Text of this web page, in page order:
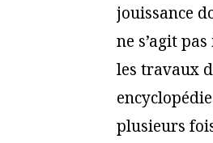
jouissance
ne s’agit
les travaux
plusieurs